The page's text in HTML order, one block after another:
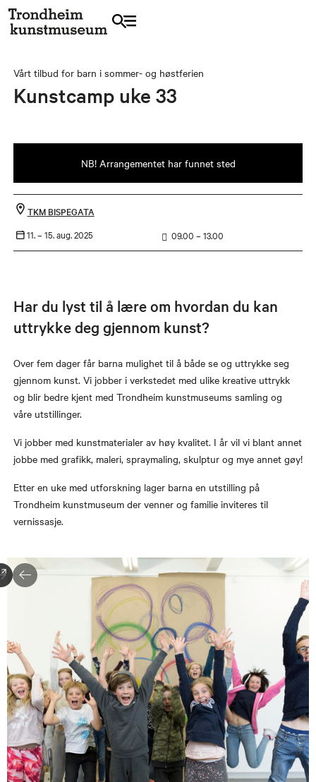
Vårt tilbud for barn i sommer- og høstferien
Kunstcamp uke 33
NB! Arrangementet har funnet sted
TKM BISPEGATA
11. – 15. aug. 2025 09.00 – 13.00
Har du lyst til å lære om hvordan du kan
uttrykke deg gjennom kunst?
Over fem dager får barna mulighet til å både se og uttrykke seg
gjennom kunst. Vi jobber i verkstedet med ulike kreative uttrykk
og blir bedre kjent med Trondheim kunstmuseums samling og
våre utstillinger.
Vi jobber med kunstmaterialer av høy kvalitet. I år vil vi blant annet
jobbe med grafikk, maleri, spraymaling, skulptur og mye annet gøy!
Etter en uke med utforskning lager barna en utstilling på
Trondheim kunstmuseum der venner og familie inviteres til
vernissasje.